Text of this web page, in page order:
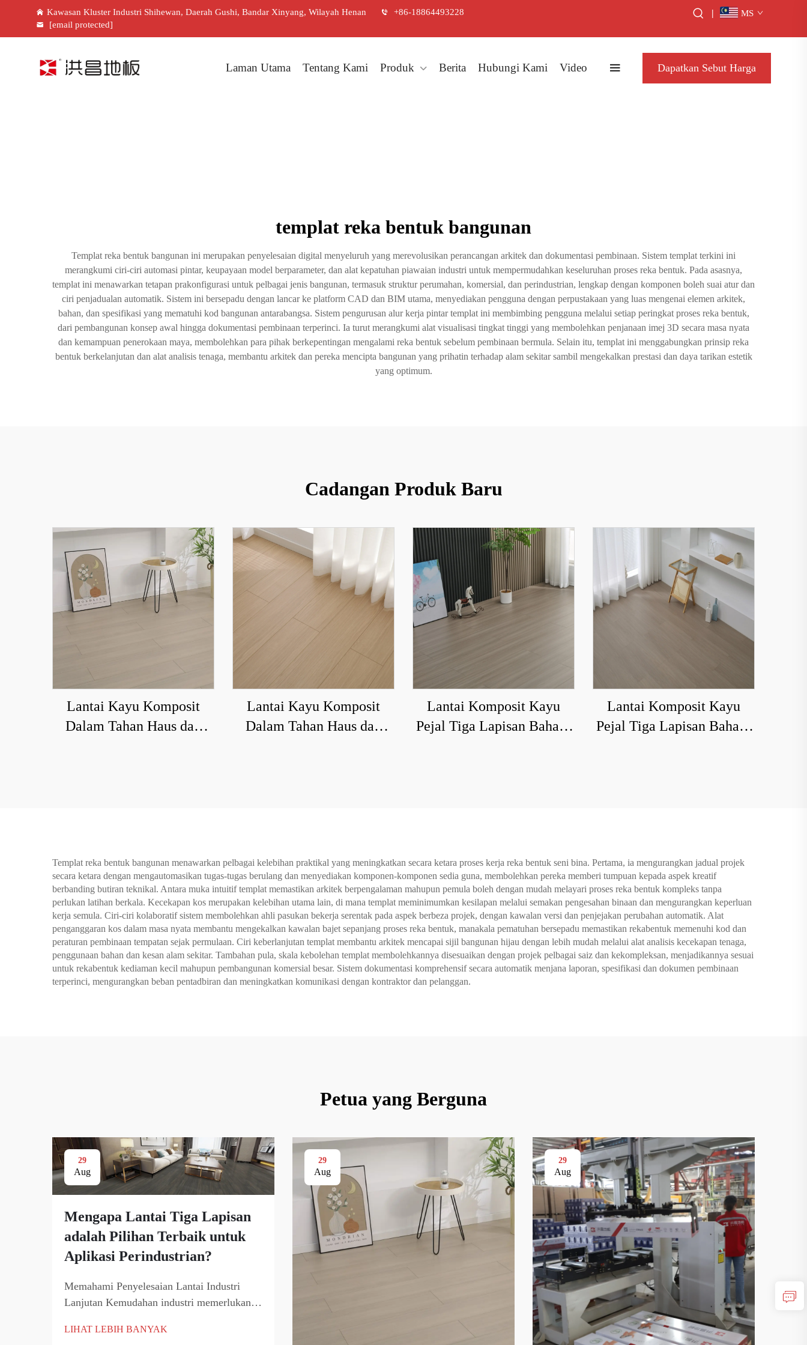
Kawasan Kluster Industri Shihewan, Daerah Gushi, Bandar Xinyang, Wilayah Henan
+86-18864493228
[email protected]
| MS
Laman Utama Tentang Kami Produk Berita Hubungi Kami Video Dapatkan Sebut Harga
templat reka bentuk bangunan
Templat reka bentuk bangunan ini merupakan penyelesaian digital menyeluruh yang merevolusikan perancangan arkitek dan dokumentasi pembinaan. Sistem templat terkini ini
merangkumi ciri-ciri automasi pintar, keupayaan model berparameter, dan alat kepatuhan piawaian industri untuk mempermudahkan keseluruhan proses reka bentuk. Pada asasnya,
templat ini menawarkan tetapan prakonfigurasi untuk pelbagai jenis bangunan, termasuk struktur perumahan, komersial, dan perindustrian, lengkap dengan komponen boleh suai atur dan
ciri penjadualan automatik. Sistem ini bersepadu dengan lancar ke platform CAD dan BIM utama, menyediakan pengguna dengan perpustakaan yang luas mengenai elemen arkitek,
bahan, dan spesifikasi yang mematuhi kod bangunan antarabangsa. Sistem pengurusan alur kerja pintar templat ini membimbing pengguna melalui setiap peringkat proses reka bentuk,
dari pembangunan konsep awal hingga dokumentasi pembinaan terperinci. Ia turut merangkumi alat visualisasi tingkat tinggi yang membolehkan penjanaan imej 3D secara masa nyata
dan kemampuan penerokaan maya, membolehkan para pihak berkepentingan mengalami reka bentuk sebelum pembinaan bermula. Selain itu, templat ini menggabungkan prinsip reka
bentuk berkelanjutan dan alat analisis tenaga, membantu arkitek dan pereka mencipta bangunan yang prihatin terhadap alam sekitar sambil mengekalkan prestasi dan daya tarikan estetik
yang optimum.
Cadangan Produk Baru
Lantai Kayu Komposit
Dalam Tahan Haus dan
Lantai Kayu Komposit
Dalam Tahan Haus dan
Lantai Komposit Kayu
Pejal Tiga Lapisan Baharu
Lantai Komposit Kayu
Pejal Tiga Lapisan Baharu
Templat reka bentuk bangunan menawarkan pelbagai kelebihan praktikal yang meningkatkan secara ketara proses kerja reka bentuk seni bina. Pertama, ia mengurangkan jadual projek
secara ketara dengan mengautomasikan tugas-tugas berulang dan menyediakan komponen-komponen sedia guna, membolehkan pereka memberi tumpuan kepada aspek kreatif
berbanding butiran teknikal. Antara muka intuitif templat memastikan arkitek berpengalaman mahupun pemula boleh dengan mudah melayari proses reka bentuk kompleks tanpa
perlukan latihan berkala. Kecekapan kos merupakan kelebihan utama lain, di mana templat meminimumkan kesilapan melalui semakan pengesahan binaan dan mengurangkan keperluan
kerja semula. Ciri-ciri kolaboratif sistem membolehkan ahli pasukan bekerja serentak pada aspek berbeza projek, dengan kawalan versi dan penjejakan perubahan automatik. Alat
penganggaran kos dalam masa nyata membantu mengekalkan kawalan bajet sepanjang proses reka bentuk, manakala pematuhan bersepadu memastikan rekabentuk memenuhi kod dan
peraturan pembinaan tempatan sejak permulaan. Ciri keberlanjutan templat membantu arkitek mencapai sijil bangunan hijau dengan lebih mudah melalui alat analisis kecekapan tenaga,
penggunaan bahan dan kesan alam sekitar. Tambahan pula, skala kebolehan templat membolehkannya disesuaikan dengan projek pelbagai saiz dan kekompleksan, menjadikannya sesuai
untuk rekabentuk kediaman kecil mahupun pembangunan komersial besar. Sistem dokumentasi komprehensif secara automatik menjana laporan, spesifikasi dan dokumen pembinaan
terperinci, mengurangkan beban pentadbiran dan meningkatkan komunikasi dengan kontraktor dan pelanggan.
Petua yang Berguna
29
Aug
Mengapa Lantai Tiga Lapisan
adalah Pilihan Terbaik untuk
Aplikasi Perindustrian?
Memahami Penyelesaian Lantai Industri
Lanjutan Kemudahan industri memerlukan
dipercayai, dan tahan lama yang mampu
LIHAT LEBIH BANYAK
29
Aug
29
Aug